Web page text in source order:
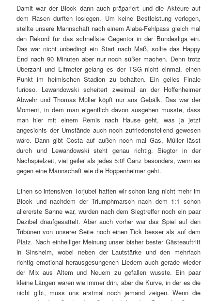
Damit war der Block dann auch präpariert und die Akteure auf
dem Rasen durften loslegen. Um keine Bestleistung verlegen,
stellte unsere Mannschaft nach einem Alaba-Fehlpass gleich mal
den Rekord für das schnellste Gegentor in der Bundesliga ein.
Das war nicht unbedingt ein Start nach Maß, sollte das Happy
End nach 90 Minuten aber nur noch süßer machen. Denn trotz
Überzahl und Elfmeter gelang es der TSG nicht einmal, einen
Punkt im heimischen Stadion zu behalten. Ein geiles Finale
furioso. Lewandowski scheitert zweimal an der Hoffenheimer
Abwehr und Thomas Müller köpft nur ans Gebälk. Das war der
Moment, in dem man eigentlich davon ausgehen musste, dass
man hier mit einem Remis nach Hause geht, was ja jetzt
angesichts der Umstände auch noch zufriedenstellend gewesen
wäre. Dann gibt Costa auf außen noch mal Gas, Müller lässt
durch und Lewandowski steht genau richtig. Siegtor in der
Nachspielzeit, viel geiler als jedes 5:0! Ganz besonders, wenn es
gegen eine Mannschaft wie die Hoppenheimer geht.
Einen so intensiven Torjubel hatten wir schon lang nicht mehr im
Block und nachdem der Triumphmarsch nach dem 1:1 schon
allererste Sahne war, wurden nach dem Siegtreffer noch ein paar
Dezibel draufgesattelt. Aber auch vorher war das Spiel auf den
Tribünen von unserer Seite noch einen Tick besser als auf dem
Platz. Nach einhelliger Meinung unser bisher bester Gästeauftritt
in Sinsheim, wobei neben der Lautstärke und den mehrfach
richtig emotional herausgesungenen Liedern auch gerade wieder
der Mix aus Altem und Neuem zu gefallen wusste. Ein paar
kleine Längen waren wie immer drin, aber die Kurve, in der es die
nicht gibt, muss uns erstmal noch jemand zeigen. Wenn die